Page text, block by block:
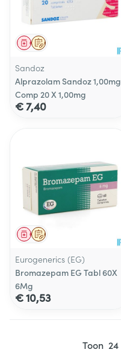
Op voorschrift
Geneesmiddel
Sandoz
Alprazolam Sandoz 1,00mg
Comp 20 X 1,00mg
€ 7,40
Op voorschrift
Geneesmiddel
Eurogenerics (EG)
Bromazepam EG Tabl 60X
6Mg
€ 10,53
Toon